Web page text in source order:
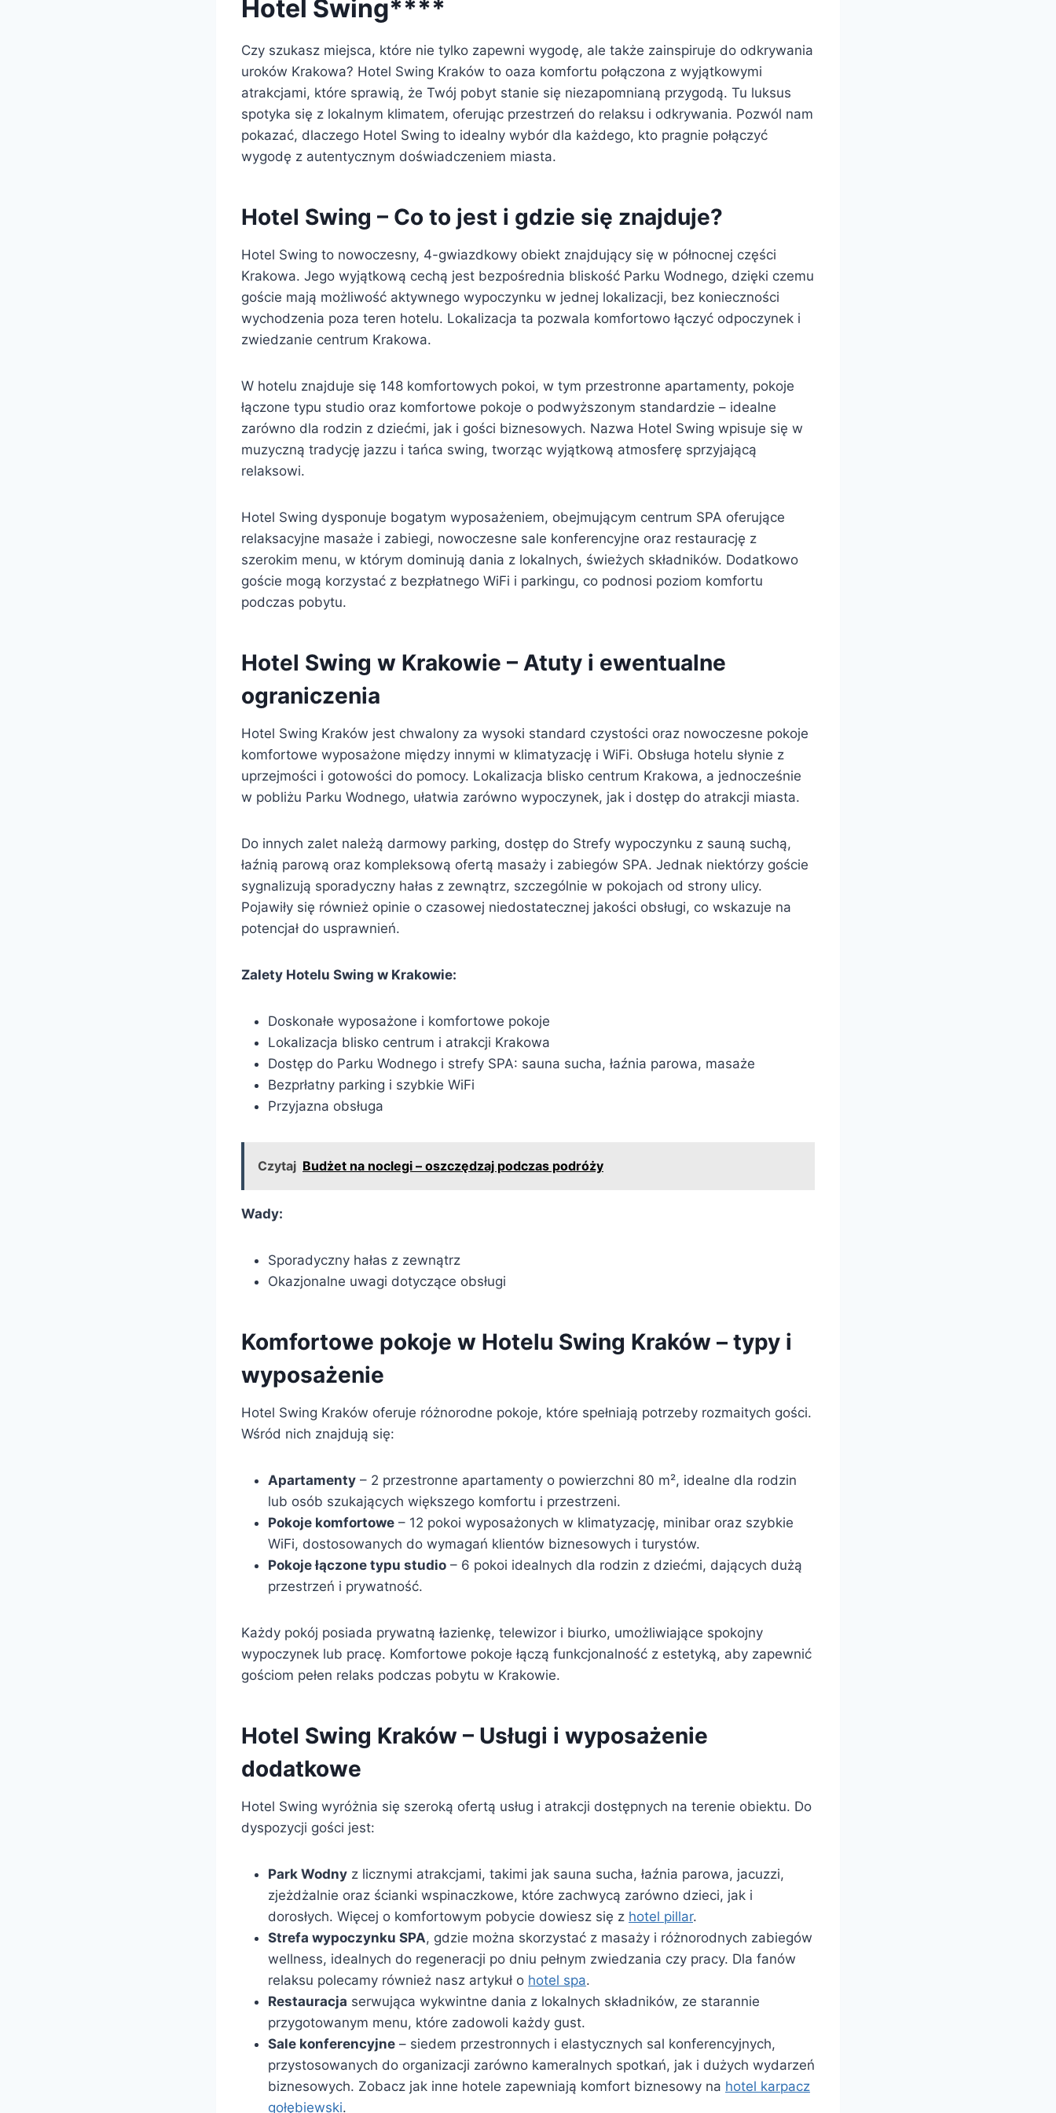
Hotel Swing****
Czy szukasz miejsca, które nie tylko zapewni wygodę, ale także zainspiruje do odkrywania
uroków Krakowa? Hotel Swing Kraków to oaza komfortu połączona z wyjątkowymi
atrakcjami, które sprawią, że Twój pobyt stanie się niezapomnianą przygodą. Tu luksus
spotyka się z lokalnym klimatem, oferując przestrzeń do relaksu i odkrywania. Pozwól nam
pokazać, dlaczego Hotel Swing to idealny wybór dla każdego, kto pragnie połączyć
wygodę z autentycznym doświadczeniem miasta.
Hotel Swing – Co to jest i gdzie się znajduje?
Hotel Swing to nowoczesny, 4-gwiazdkowy obiekt znajdujący się w północnej części
Krakowa. Jego wyjątkową cechą jest bezpośrednia bliskość Parku Wodnego, dzięki czemu
goście mają możliwość aktywnego wypoczynku w jednej lokalizacji, bez konieczności
wychodzenia poza teren hotelu. Lokalizacja ta pozwala komfortowo łączyć odpoczynek i
zwiedzanie centrum Krakowa.
W hotelu znajduje się 148 komfortowych pokoi, w tym przestronne apartamenty, pokoje
łączone typu studio oraz komfortowe pokoje o podwyższonym standardzie – idealne
zarówno dla rodzin z dziećmi, jak i gości biznesowych. Nazwa Hotel Swing wpisuje się w
muzyczną tradycję jazzu i tańca swing, tworząc wyjątkową atmosferę sprzyjającą
relaksowi.
Hotel Swing dysponuje bogatym wyposażeniem, obejmującym centrum SPA oferujące
relaksacyjne masaże i zabiegi, nowoczesne sale konferencyjne oraz restaurację z
szerokim menu, w którym dominują dania z lokalnych, świeżych składników. Dodatkowo
goście mogą korzystać z bezpłatnego WiFi i parkingu, co podnosi poziom komfortu
podczas pobytu.
Hotel Swing w Krakowie – Atuty i ewentualne
ograniczenia
Hotel Swing Kraków jest chwalony za wysoki standard czystości oraz nowoczesne pokoje
komfortowe wyposażone między innymi w klimatyzację i WiFi. Obsługa hotelu słynie z
uprzejmości i gotowości do pomocy. Lokalizacja blisko centrum Krakowa, a jednocześnie
w pobliżu Parku Wodnego, ułatwia zarówno wypoczynek, jak i dostęp do atrakcji miasta.
Do innych zalet należą darmowy parking, dostęp do Strefy wypoczynku z sauną suchą,
łaźnią parową oraz kompleksową ofertą masaży i zabiegów SPA. Jednak niektórzy goście
sygnalizują sporadyczny hałas z zewnątrz, szczególnie w pokojach od strony ulicy.
Pojawiły się również opinie o czasowej niedostatecznej jakości obsługi, co wskazuje na
potencjał do usprawnień.
Zalety Hotelu Swing w Krakowie:
Doskonałe wyposażone i komfortowe pokoje
Lokalizacja blisko centrum i atrakcji Krakowa
Dostęp do Parku Wodnego i strefy SPA: sauna sucha, łaźnia parowa, masaże
Bezprłatny parking i szybkie WiFi
Przyjazna obsługa
Czytaj Budżet na noclegi – oszczędzaj podczas podróży
Wady:
Sporadyczny hałas z zewnątrz
Okazjonalne uwagi dotyczące obsługi
Komfortowe pokoje w Hotelu Swing Kraków – typy i
wyposażenie
Hotel Swing Kraków oferuje różnorodne pokoje, które spełniają potrzeby rozmaitych gości.
Wśród nich znajdują się:
Apartamenty – 2 przestronne apartamenty o powierzchni 80 m², idealne dla rodzin
lub osób szukających większego komfortu i przestrzeni.
Pokoje komfortowe – 12 pokoi wyposażonych w klimatyzację, minibar oraz szybkie
WiFi, dostosowanych do wymagań klientów biznesowych i turystów.
Pokoje łączone typu studio – 6 pokoi idealnych dla rodzin z dziećmi, dających dużą
przestrzeń i prywatność.
Każdy pokój posiada prywatną łazienkę, telewizor i biurko, umożliwiające spokojny
wypoczynek lub pracę. Komfortowe pokoje łączą funkcjonalność z estetyką, aby zapewnić
gościom pełen relaks podczas pobytu w Krakowie.
Hotel Swing Kraków – Usługi i wyposażenie
dodatkowe
Hotel Swing wyróżnia się szeroką ofertą usług i atrakcji dostępnych na terenie obiektu. Do
dyspozycji gości jest:
Park Wodny z licznymi atrakcjami, takimi jak sauna sucha, łaźnia parowa, jacuzzi,
zjeżdżalnie oraz ścianki wspinaczkowe, które zachwycą zarówno dzieci, jak i
dorosłych. Więcej o komfortowym pobycie dowiesz się z hotel pillar.
Strefa wypoczynku SPA, gdzie można skorzystać z masaży i różnorodnych zabiegów
wellness, idealnych do regeneracji po dniu pełnym zwiedzania czy pracy. Dla fanów
relaksu polecamy również nasz artykuł o hotel spa.
Restauracja serwująca wykwintne dania z lokalnych składników, ze starannie
przygotowanym menu, które zadowoli każdy gust.
Sale konferencyjne – siedem przestronnych i elastycznych sal konferencyjnych,
przystosowanych do organizacji zarówno kameralnych spotkań, jak i dużych wydarzeń
biznesowych. Zobacz jak inne hotele zapewniają komfort biznesowy na hotel karpacz
gołębiewski.